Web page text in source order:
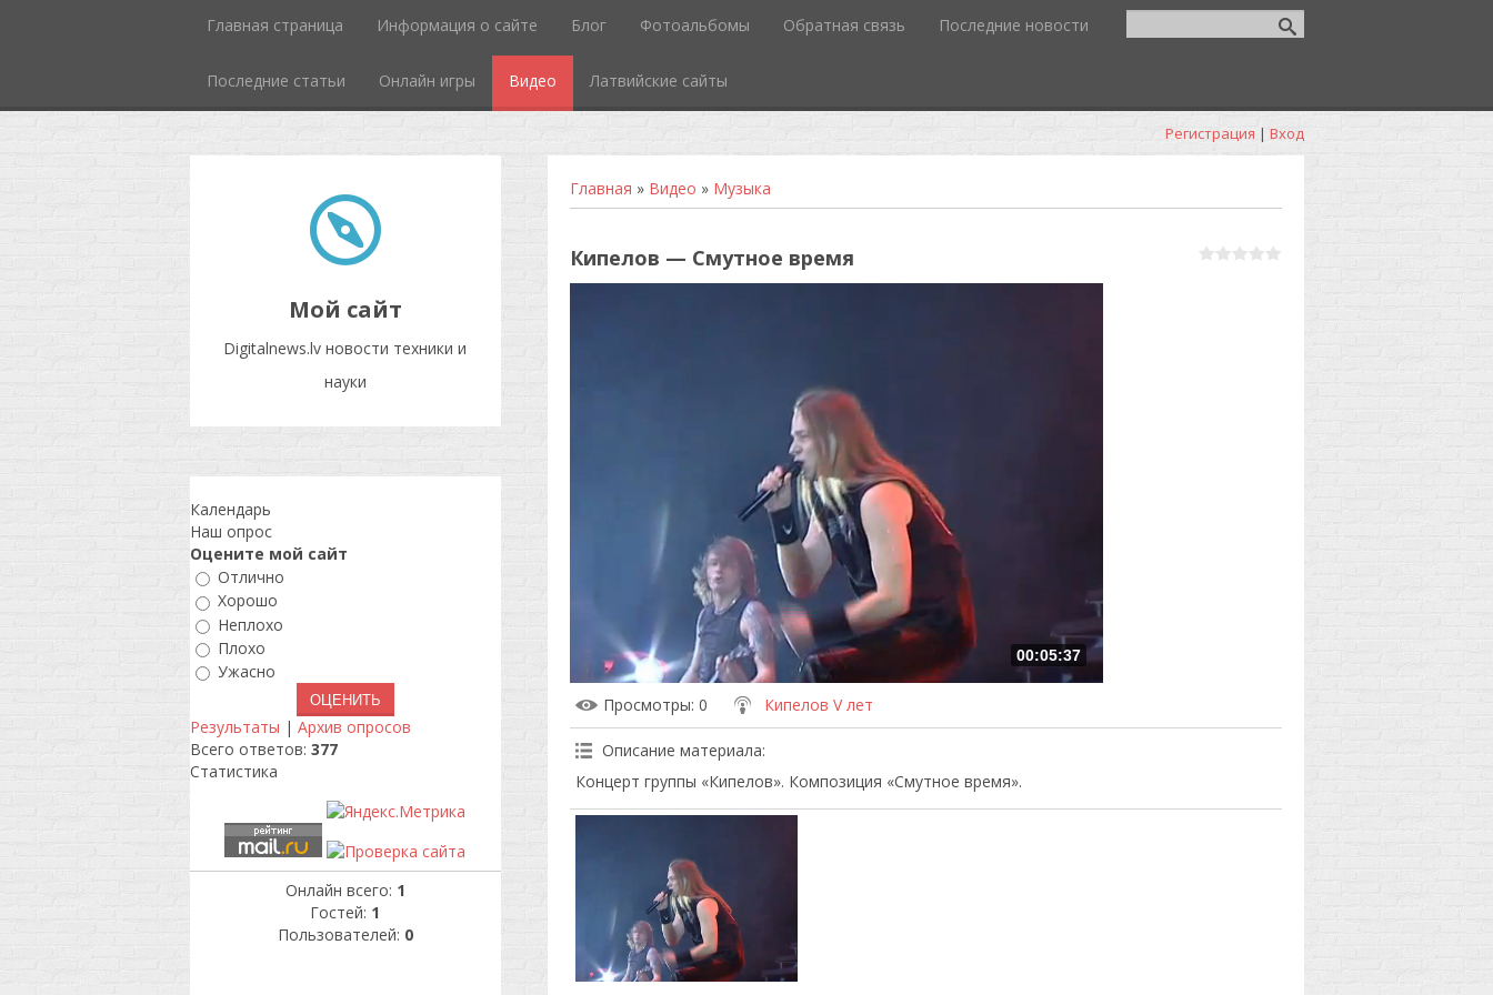
Главная страница Информация о сайте Блог Фотоальбомы Обратная связь Последние новости
Последние статьи Онлайн игры Видео Латвийские сайты
Регистрация | Вход
Мой сайт
Digitalnews.lv новости техники и
науки
Главная » Видео » Музыка
Кипелов — Смутное время
00:05:37
Просмотры: 0 Кипелов V лет
Описание материала:
Концерт группы «Кипелов». Композиция «Смутное время».
Календарь
Наш опрос
Оцените мой сайт
Отлично
Хорошо
Неплохо
Плохо
Ужасно
Результаты | Архив опросов
Всего ответов: 377
Статистика
Онлайн всего: 1
Гостей: 1
Пользователей: 0